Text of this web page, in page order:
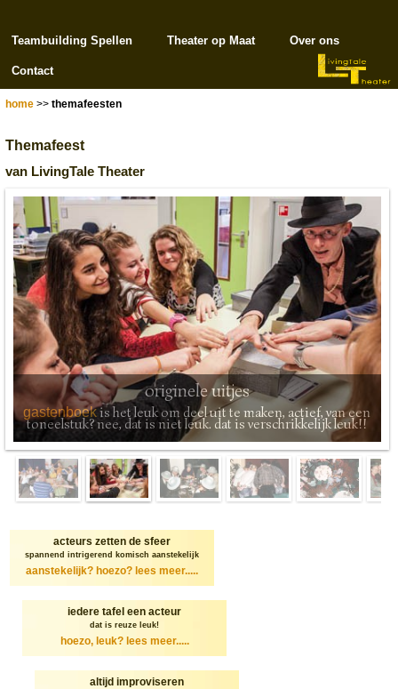
Teambuilding Spellen Theater op Maat Over ons
Contact
home >> themafeesten
Themafeest
van LivingTale Theater
originele uitjes
gastenboekis het leuk om deel uit te maken, actief, van een
toneelstuk? nee, dat is niet leuk. dat is verschrikkelijk leuk!!
acteurs zetten de sfeer
spannend intrigerend komisch aanstekelijk
aanstekelijk? hoezo? lees meer.....
iedere tafel een acteur
dat is reuze leuk!
hoezo, leuk? lees meer.....
altijd improviseren